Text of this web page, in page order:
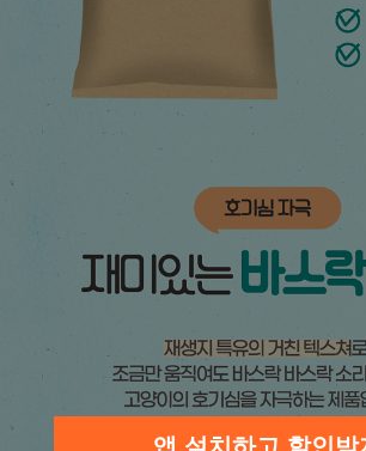
앱 설치하고 할인받